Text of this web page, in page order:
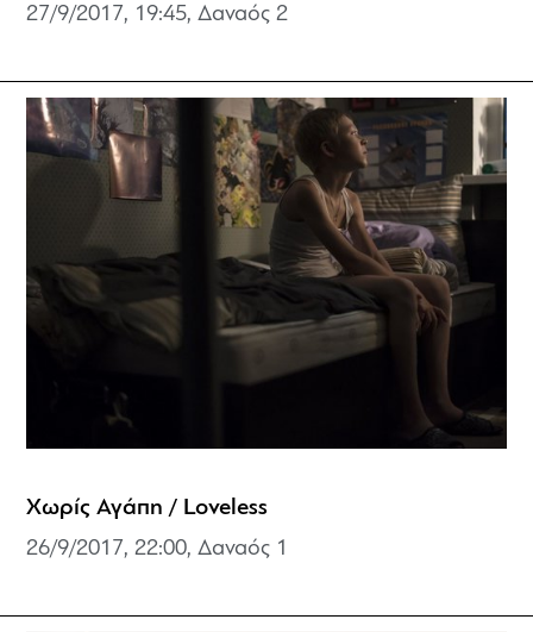
27/9/2017, 19:45,Δαναός 2
Χωρίς Αγάπη / Loveless
26/9/2017, 22:00, Δαναός 1